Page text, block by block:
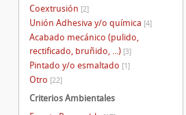
Coextrusión [2]
Unión Adhesiva y/o química [4]
Acabado mecánico (pulido,
rectificado, bruñido, ...) [3]
Pintado y/o esmaltado [1]
Otro [22]
Criterios Ambientales